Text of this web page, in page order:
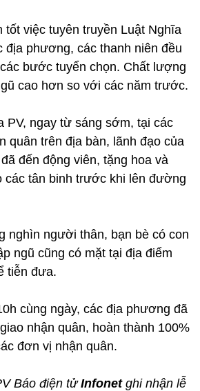
tốt việc tuyên truyền Luật Nghĩa
địa phương, các thanh niên đều
bước tuyển chọn. Chất lượng
cao hơn so với các năm trước.
PV, ngay từ sáng sớm, tại các
quân trên địa bàn, lãnh đạo của
đến động viên, tặng hoa và
các tân binh trước khi lên đường
nghìn người thân, bạn bè có con
ngũ cũng có mặt tại địa điểm
tiễn đưa.
cùng ngày, các địa phương đã
nhận quân, hoàn thành 100%
đơn vị nhận quân.
Báo điện tửInfonetghi nhận lễ